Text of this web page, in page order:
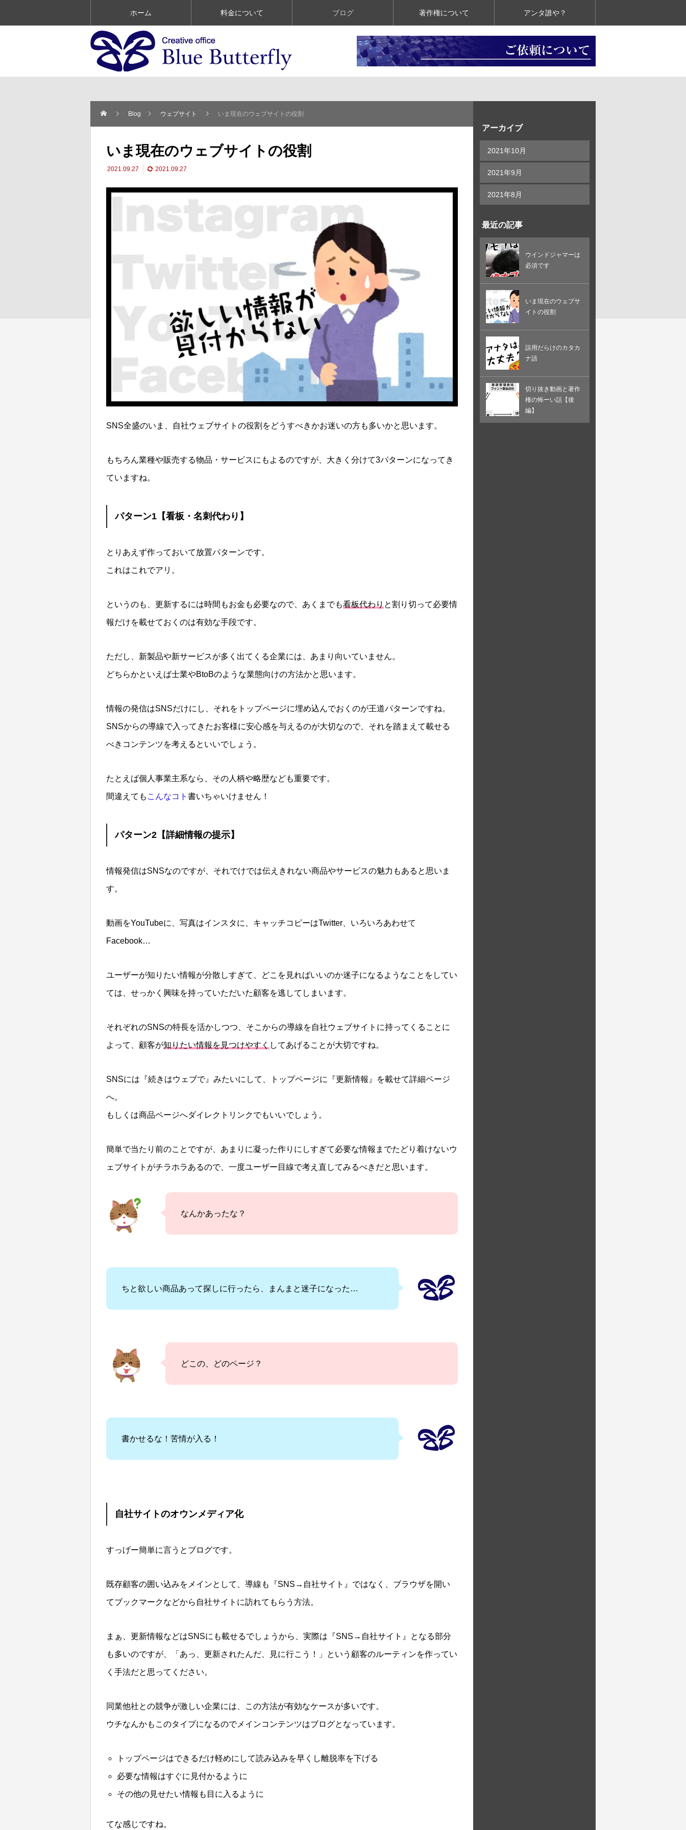
ホーム 料金について ブログ 著作権について アンタ誰や？
Blog ウェブサイト いま現在のウェブサイトの役割
いま現在のウェブサイトの役割
2021.09.27 2021.09.27
SNS全盛のいま、自社ウェブサイトの役割をどうすべきかお迷いの方も多いかと思います。
もちろん業種や販売する物品・サービスにもよるのですが、大きく分けて3パターンになってき
ていますね。
パターン1【看板・名刺代わり】
とりあえず作っておいて放置パターンです。
これはこれでアリ。
というのも、更新するには時間もお金も必要なので、あくまでも看板代わり と割り切って必要情
報だけを載せておくのは有効な手段です。
ただし、新製品や新サービスが多く出てくる企業には、あまり向いていません。
どちらかといえば士業やBtoBのような業態向けの方法かと思います。
情報の発信はSNSだけにし、それをトップページに埋め込んでおくのが王道パターンですね。
SNSからの導線で入ってきたお客様に安心感を与えるのが大切なので、それを踏まえて載せる
べきコンテンツを考えるといいでしょう。
たとえば個人事業主系なら、その人柄や略歴なども重要です。
間違えても こんなコト 書いちゃいけません！
パターン2【詳細情報の提示】
情報発信はSNSなのですが、それでけでは伝えきれない商品やサービスの魅力もあると思いま
す。
動画をYouTubeに、写真はインスタに、キャッチコピーはTwitter、いろいろあわせて
Facebook…
ユーザーが知りたい情報が分散しすぎて、どこを見ればいいのか迷子になるようなことをしてい
ては、せっかく興味を持っていただいた顧客を逃してしまいます。
それぞれのSNSの特長を活かしつつ、そこからの導線を自社ウェブサイトに持ってくることに
よって、顧客が知りたい情報を見つけやすく してあげることが大切ですね。
SNSには『続きはウェブで』みたいにして、トップページに『更新情報』を載せて詳細ページ
へ。
もしくは商品ページへダイレクトリンクでもいいでしょう。
簡単で当たり前のことですが、あまりに凝った作りにしすぎて必要な情報までたどり着けないウ
ェブサイトがチラホラあるので、一度ユーザー目線で考え直してみるべきだと思います。
なんかあったな？
ちと欲しい商品あって探しに行ったら、まんまと迷子になった…
どこの、どのページ？
書かせるな！苦情が入る！
自社サイトのオウンメディア化
すっげー簡単に言うとブログです。
既存顧客の囲い込みをメインとして、導線も『SNS→自社サイト』ではなく、ブラウザを開い
てブックマークなどから自社サイトに訪れてもらう方法。
まぁ、更新情報などはSNSにも載せるでしょうから、実際は『SNS→自社サイト』となる部分
も多いのですが、「あっ、更新されたんだ、見に行こう！」という顧客のルーティンを作ってい
く手法だと思ってください。
同業他社との競争が激しい企業には、この方法が有効なケースが多いです。
ウチなんかもこのタイプになるのでメインコンテンツはブログとなっています。
トップページはできるだけ軽めにして読み込みを早くし離脱率を下げる
必要な情報はすぐに見付かるように
その他の見せたい情報も目に入るように
てな感じですね。
アーカイブ
2021年10月
2021年9月
2021年8月
最近の記事
ウインドジャマーは
必須です
いま現在のウェブサ
イトの役割
誤用だらけのカタカ
ナ語
切り抜き動画と著作
権の怖ーい話【後
編】